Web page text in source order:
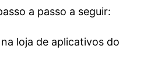
a passo a seguir:
loja de aplicativos do